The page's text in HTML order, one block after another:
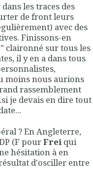
les traces des
de front leurs
avec des
Finissons-en
claironné sur tous les
il y en a dans tous
moins nous aurions
rassemblement
je devais en dire tout
? En Angleterre,
(F pourFrei qui
hésitation à en
d'osciller entre